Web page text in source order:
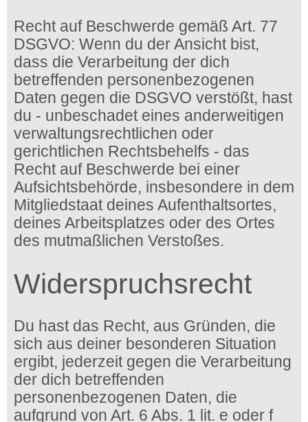
Recht auf Beschwerde gemäß Art. 77
DSGVO: Wenn du der Ansicht bist,
dass die Verarbeitung der dich
betreffenden personenbezogenen
Daten gegen die DSGVO verstößt, hast
du - unbeschadet eines anderweitigen
verwaltungsrechtlichen oder
gerichtlichen Rechtsbehelfs - das
Recht auf Beschwerde bei einer
Aufsichtsbehörde, insbesondere in dem
Mitgliedstaat deines Aufenthaltsortes,
deines Arbeitsplatzes oder des Ortes
des mutmaßlichen Verstoßes.
Widerspruchsrecht
Du hast das Recht, aus Gründen, die
sich aus deiner besonderen Situation
ergibt, jederzeit gegen die Verarbeitung
der dich betreffenden
personenbezogenen Daten, die
aufgrund von Art. 6 Abs. 1 lit. e oder f